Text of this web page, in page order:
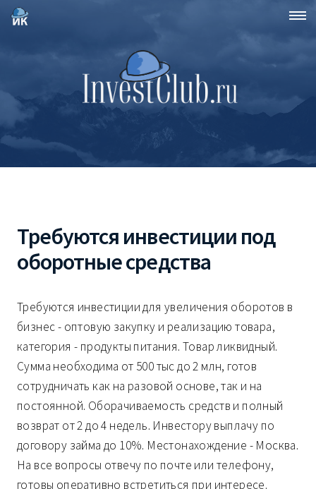
Требуются инвестиции под
оборотные средства
Требуются инвестиции для увеличения оборотов в
бизнес - оптовую закупку и реализацию товара,
категория - продукты питания. Товар ликвидный.
Сумма необходима от 500 тыс до 2 млн, готов
сотрудничать как на разовой основе, так и на
постоянной. Оборачиваемость средств и полный
возврат от 2 до 4 недель. Инвестору выплачу по
договору займа до 10%. Местонахождение - Москва.
На все вопросы отвечу по почте или телефону,
готовы оперативно встретиться при интересе.